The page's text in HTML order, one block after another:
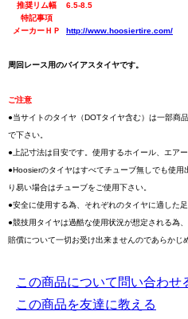
推奨リム幅
6.5-8.5
特記事項
メーカーＨＰ
http://www.hoosiertire.com/
周回レース用のバイアスタイヤです。
ご注意
●当サイトのタイヤ（DOTタイヤ含む）は一部商
で下さい。
●上記寸法は目安です。使用するホイール、エア
●Hoosierのタイヤはすべてチューブ無しでも使
り易い場合はチューブをご使用下さい。
●安全に使用する為、それぞれのタイヤに適した
●競技用タイヤは過酷な使用状況が想定される為
賠償について一切お受け出来ませんのであらかじ
この商品について問い合わせ
この商品を友達に教える